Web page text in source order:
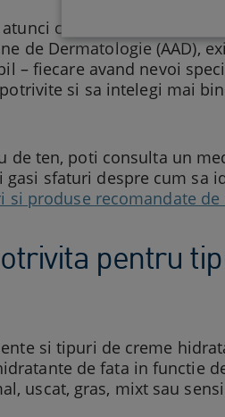
cand iti construiesti o
de Dermatologie (AAD),
– fiecare avand nevoi
si sa intelegi mai
de ten, poti consulta un
gasi sfaturi despre cum sa
si produse recomandate
pentru
si tipuri de creme
de fata in functie
uscat, gras, mixt sau